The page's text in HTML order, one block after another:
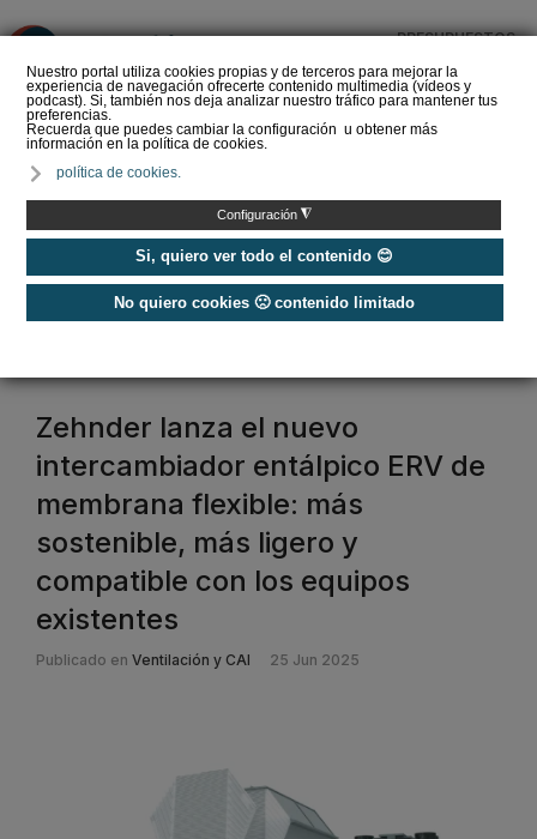
Nuestro portal utiliza cookies propias y de terceros para mejorar la
experiencia de navegación ofrecerte contenido multimedia (vídeos y
podcast). Si, también nos deja analizar nuestro tráfico para mantener tus
preferencias.
Recuerda que puedes cambiar la configuración u obtener más
información en la política de cookies.
política de cookies.
Configuración ◮
Si, quiero ver todo el contenido 😊
No quiero cookies 🙁 contenido limitado
PRESUPUESTOS
del Amperio (Episodio 3)
Etiquetas / zehnder
Zehnder lanza el nuevo
intercambiador entálpico ERV de
membrana flexible: más
sostenible, más ligero y
compatible con los equipos
existentes
Publicado en Ventilación y CAI 25 Jun 2025